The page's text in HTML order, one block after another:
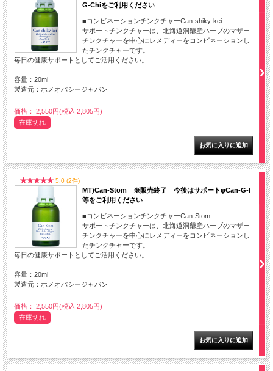
G-Chiをご利用ください
■コンビネーションチンクチャーCan-shiky-kei
サポートチンクチャーは、北海道洞爺産ハーブのマザー
チンクチャーを中心にレメディーをコンビネーションし
たチンクチャーです。
毎日の健康サポートとしてご活用ください。
容量：20ml
製造元：ホメオパシージャパン
価格： 2,550円(税込 2,805円)
在庫切れ
5.0 (2件)
MT)Can-Stom ※販売終了 今後はサポートφCan-G-I
等をご利用ください
■コンビネーションチンクチャーCan-Stom
サポートチンクチャーは、北海道洞爺産ハーブのマザー
チンクチャーを中心にレメディーをコンビネーションし
たチンクチャーです。
毎日の健康サポートとしてご活用ください。
容量：20ml
製造元：ホメオパシージャパン
価格： 2,550円(税込 2,805円)
在庫切れ